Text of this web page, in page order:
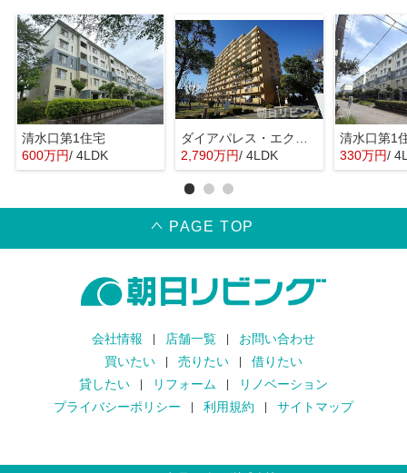
清水口第1住宅
600万円/ 4LDK
2,790万円/ 4LDK
清水口第1
330万円/
PAGE TOP
会社情報 店舗一覧
お問い合わせ
買いたい
売りたい
借りたい
貸したい
リフォーム
リノベーション
プライバシーポリシー
利用規約 サイトマップ